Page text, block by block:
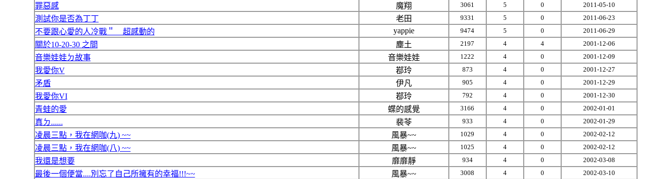
罪惡感 魔翔 3061 5 0 2011-05-10
測試你是否為丁丁 老田 9331 5 0 2011-06-23
不要跟心愛的人冷戰＂ 超感動的 yappie 9474 5 0 2011-06-29
關於10-20-30 之間 塵土 2197 4 4 2001-12-06
音樂娃娃ㄉ故事 音樂娃娃 1222 4 0 2001-12-09
我愛你V 鄀玲 873 4 0 2001-12-27
矛盾 伊凡 905 4 0 2001-12-29
我愛你VI 鄀玲 792 4 0 2001-12-30
青蛙的愛 蝶的感覺 3166 4 0 2002-01-01
真ㄉ...... 裴苓 933 4 0 2002-01-29
凌晨三點，我在網咖(九) ~~ 風暴~~ 1029 4 0 2002-02-12
凌晨三點，我在網咖(八) ~~ 風暴~~ 1025 4 0 2002-02-12
我還是想要 靡靡靜 934 4 0 2002-03-08
最後一個便當....別忘了自己所擁有的幸福!!!~~ 風暴~~ 3008 4 0 2002-03-10